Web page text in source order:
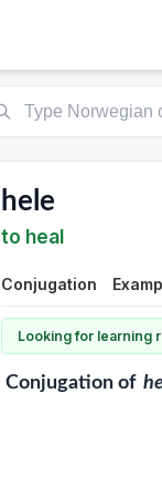
hele
to heal
Conjugation
Looking for learning
Conjugationof